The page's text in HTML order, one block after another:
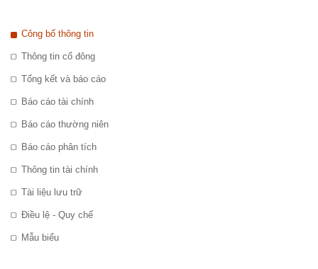
Công bố thông tin
Thông tin cổ đông
Tổng kết và báo cáo
Báo cáo tài chính
Báo cáo thường niên
Báo cáo phân tích
Thông tin tài chính
Tài liệu lưu trữ
Điều lệ - Quy chế
Mẫu biểu